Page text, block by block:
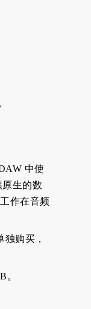
中使
原生的数
作在音频
购买，
。